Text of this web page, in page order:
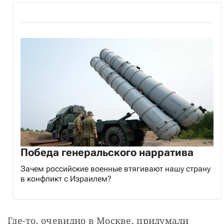
Победа генеральского нарратива
Зачем российские военные втягивают нашу страну
в конфликт с Израилем?
Где-то, очевидно в Москве, придумали